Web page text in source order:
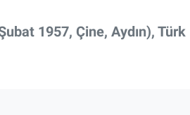
1957, Çine, Aydın), Türk